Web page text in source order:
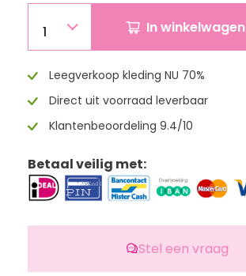
1 In winkelwagen
Leegverkoop kleding NU 70%
Direct uit voorraad leverbaar
Klantenbeoordeling 9.4/10
Betaal veilig met:
Stel een vraag